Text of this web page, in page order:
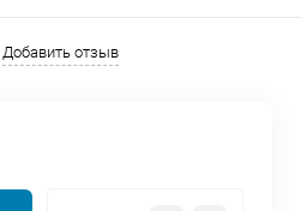
Добавить отзыв